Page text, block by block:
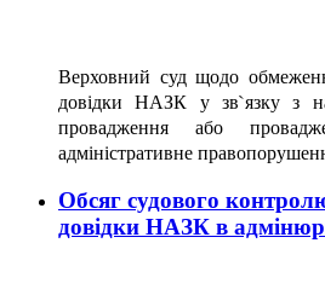
Верховний суд щодо
довідки НАЗК у зв`язку з
провадження або
адміністративне
Обсяг судового
довідки НАЗК в